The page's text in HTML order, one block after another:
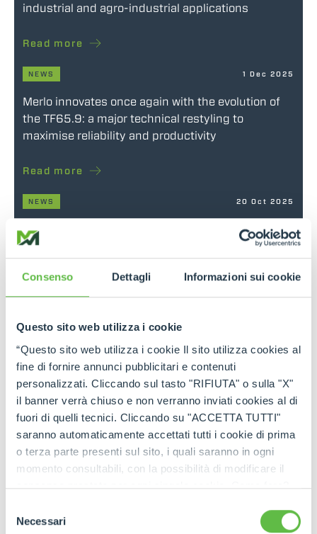
Consenso Dettagli Informazioni sui cookie
Questo sito web utilizza i cookie
“Questo sito web utilizza i cookie Il sito utilizza cookies al
fine di fornire annunci pubblicitari e contenuti
personalizzati. Cliccando sul tasto "RIFIUTA" o sulla "X"
il banner verrà chiuso e non verranno inviati cookies al di
fuori di quelli tecnici. Cliccando su "ACCETTA TUTTI"
saranno automaticamente accettati tutti i cookie di prima
o terza parte presenti sul sito, i quali saranno in ogni
momento consultabili, con la possibilità di modificare il
consenso prestato per ogni singolo cookie. Come fare?
ogni pagina, selezionare "Modifichi il suo consenso" e
delNecessari
industrial and agro-industrial applications
Read more
NEWS 1 Dec 2025
Merlo innovates once again with the evolution of
the TF65.9: a major technical restyling to
maximise reliability and productivity
Read more
NEWS 20 Oct 2025
With Merlo ROTO “Plug-In” telehandlers, the future
of work is becoming increasingly sustainable
Read more
26 Sep 2025
Merlo at Agritechnica 2025: Product Restyling,
New Digital Solutions, and New Models
Read more
NEWS 10 Sep 2025